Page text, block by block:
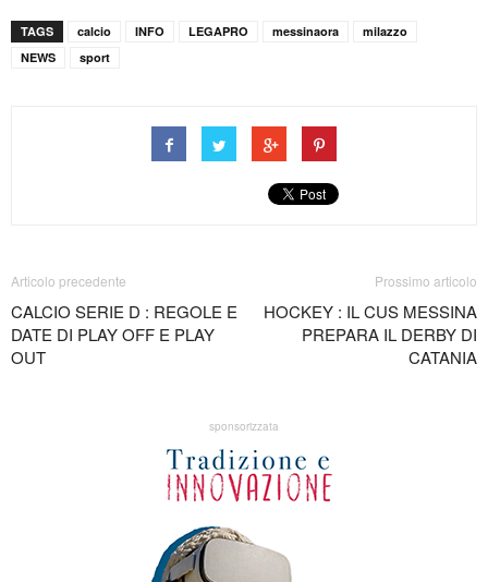
TAGS calcio INFO LEGAPRO messinaora
milazzo
NEWS
sport
Articolo precedente
CALCIO SERIE D : REGOLE E
DATE DI PLAY OFF E PLAY
OUT
Prossimo articolo
HOCKEY : IL CUS MESSINA
PREPARA IL DERBY DI
CATANIA
sponsorizzata